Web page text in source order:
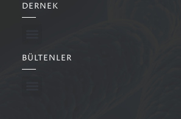
DERNEK
BÜLTENLER